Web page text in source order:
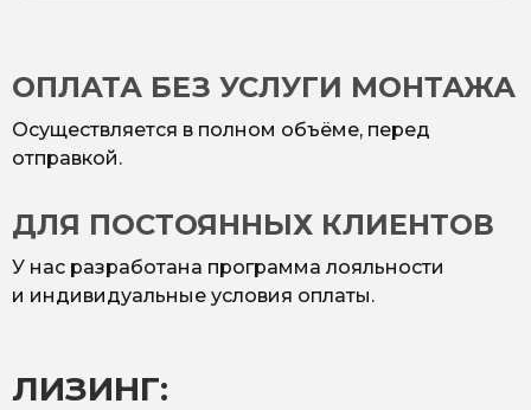
ОПЛАТА БЕЗ УСЛУГИ МОНТАЖА
Осуществляется в полном объёме, перед
отправкой.
ДЛЯ ПОСТОЯННЫХ КЛИЕНТОВ
У нас разработана программа лояльности
и индивидуальные условия оплаты.
ЛИЗИНГ: